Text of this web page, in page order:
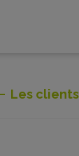
Les